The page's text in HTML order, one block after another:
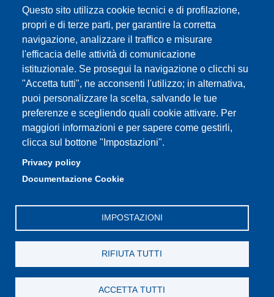
Questo sito utilizza cookie tecnici e di profilazione,
propri e di terze parti, per garantire la corretta
navigazione, analizzare il traffico e misurare
l'efficacia delle attività di comunicazione
istituzionale. Se prosegui la navigazione o clicchi su
"Accetta tutti", ne acconsenti l'utilizzo; in alternativa,
puoi personalizzare la scelta, salvando le tue
preferenze e scegliendo quali cookie attivare. Per
maggiori informazioni e per sapere come gestirli,
clicca sul bottone "Impostazioni".
Privacy policy
Documentazione Cookie
IMPOSTAZIONI
RIFIUTA TUTTI
ACCETTA TUTTI
Accessibility
Privacy e Cookie policy
Partita IVA: 00427620364
Dipartimento di Studi Linguistici e Culturali
Sede: Largo Sant'Eufemia 19 - 41121 Modena
Pec: didattica.dslc@pec.unimore.it
Tel: portineria059/2055811